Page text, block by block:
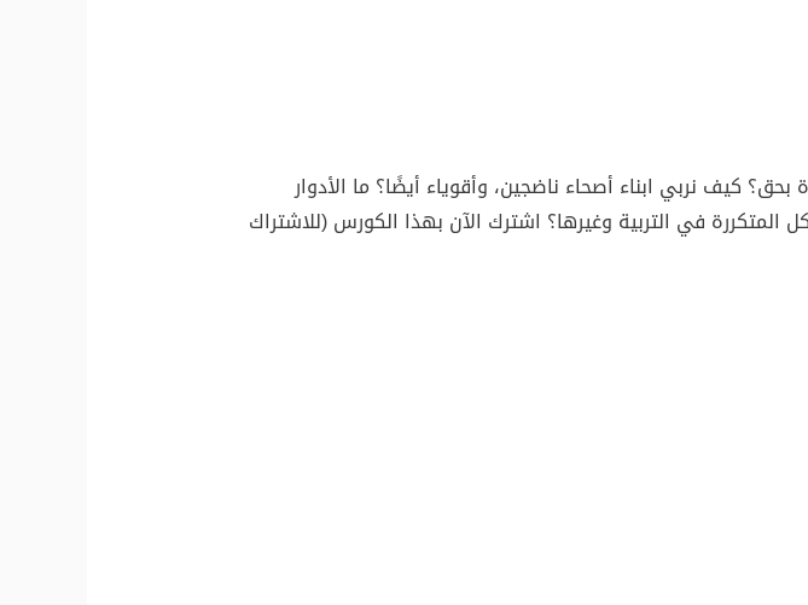
كيف نربي ابناء أصحاء ناضجين، وأقوياء أيضًا؟ ما الأدوار
في التربية وغيرها؟ اشترك الآن بهذا الكورس (للاشتراك